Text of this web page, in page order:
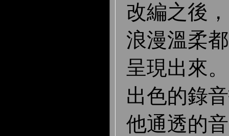
改編之後
浪漫溫柔
呈現出來
出色的錄
他通透的